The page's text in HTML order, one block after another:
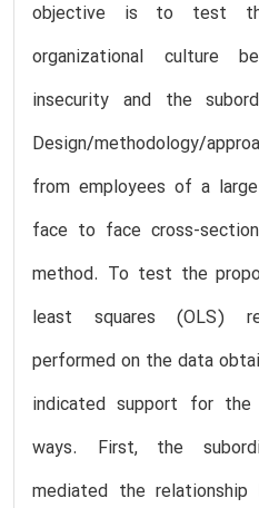
objective is to test
organizational culture
insecurity and the
Design/methodology/
from employees of a
face to face cross-
method. To test the
least squares (OLS)
performed on the data
indicated support for
ways. First, the
mediated the relationship